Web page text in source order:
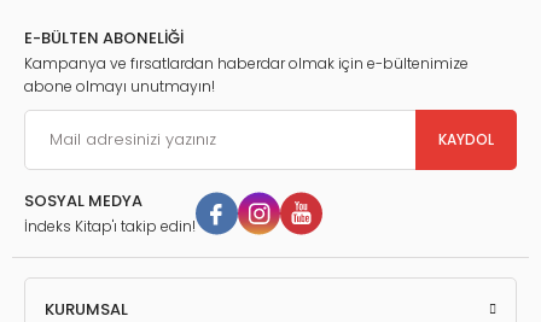
E-BÜLTEN ABONELİĞİ
Kampanya ve fırsatlardan haberdar olmak için e-bültenimize
abone olmayı unutmayın!
KAYDOL
SOSYAL MEDYA
İndeks Kitap'ı takip edin!
KURUMSAL